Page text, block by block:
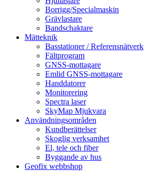
Borrigg/Specialmaskin
Grävlastare
Bandschaktare
Mätteknik
Basstationer / Referensnätverk
Fältprogram
GNSS-mottagare
Emlid GNSS-mottagare
Handdatorer
Monitorering
Spectra laser
SkyMap Mjukvara
Användningsområden
Kundberättelser
Skoglig verksamhet
El, tele och fiber
Byggande av hus
Geofix webbshop